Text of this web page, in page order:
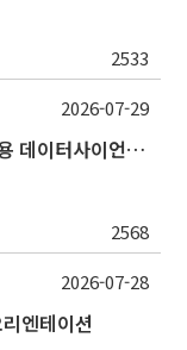
2533
2026학년도 2학기 대학원 융합전공 응용 데이터사이언스 선발 계획 알림
2568
2026-07-29
엔테이션
2026-07-28